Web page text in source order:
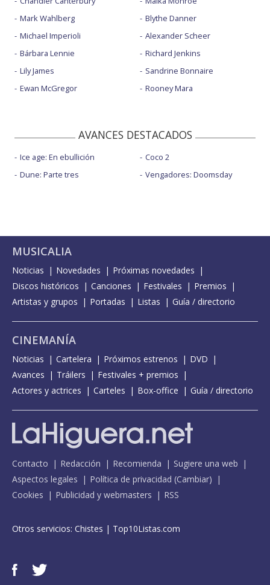
Mark Wahlberg
Michael Imperioli
Bárbara Lennie
Lily James
Ewan McGregor
Blythe Danner
Alexander Scheer
Richard Jenkins
Sandrine Bonnaire
Rooney Mara
AVANCES DESTACADOS
Ice age: En ebullición
Dune: Parte tres
Coco 2
Vengadores: Doomsday
MUSICALIA
Noticias Novedades
Próximas novedades
Discos históricos
Canciones Festivales
Premios
Artistas y grupos
Portadas Listas Guía / directorio
CINEMANÍA
Noticias Cartelera Próximos estrenos
DVD
Avances
Tráilers
Festivales + premios
Actores y actrices
Carteles Box-office Guía / directorio
Contacto Redacción Recomienda
Sugiere una web
Aspectos legales
Política de privacidad (Cambiar)
Cookies
Publicidad y webmasters RSS
Otros servicios: Chistes | Top10Listas.com